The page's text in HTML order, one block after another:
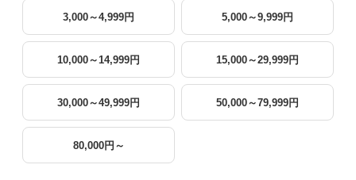
3,000～4,999円 5,000～9,999円
10,000～14,999円 15,000～29,999円
30,000～49,999円 50,000～79,999円
80,000円～